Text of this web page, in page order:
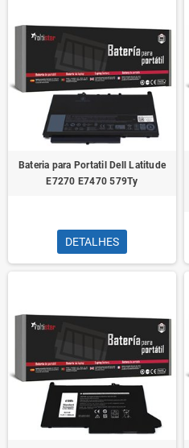
Bateria para Portatil Dell Latitude
E7270 E7470 579Ty
DETALHES